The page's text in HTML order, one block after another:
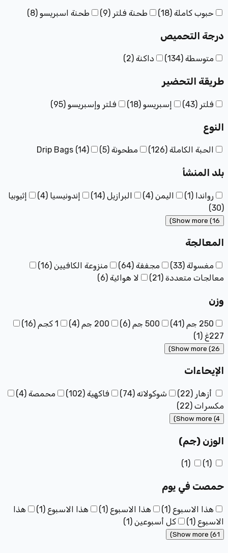
حبوب كاملة (
18
) طحنة فلتر (
9
) طحنة اسبريسو (
8
)
درجة التحميص
متوسطة (
134
) داكنة (
2
)
طريقة التحضير
فلتر (
43
) إسبريسو (
18
) فلتر وإسبريسو (
95
)
النوع
الحبة الكاملة (
126
) مطحونة (
5
)
Drip Bags (14)
بلد المنشأ
رواندا (
1
) اليمن (
4
) البرازيل (
14
) إندونيسيا (
4
)
إثيوبيا
(
30
)
Show more (16)
المعالجة
مغسولة (
33
) مجففة (
64
) منزوعة الكافيين (
16
)
معالجات متعددة (
21
) لا هوائية (
6
)
وزن
250 جم (
41
) 500 جم (
6
) 200 جم (
4
) 1 كجم (
16
)
227غ
(
1
)
Show more (26)
الإيحاءات
أزهار (
22
) شوكولاته (
74
) فاكهية (
102
) محمصة (
4
)
مكسرات (
22
)
Show more (4)
الوزن (جم)
(
1
)
(
1
)
حمصت في يوم
هذا الاسبوع (
1
) هذا الاسبوع (
1
) هذا الاسبوع (
1
)
هذا
الاسبوع (
1
) كل أسبوعين (
1
)
Show more (61)